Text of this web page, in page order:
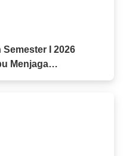
I 2026
Menjaga
di Pulau Jawa